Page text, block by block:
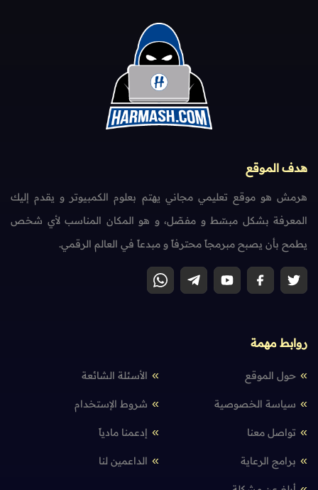
هدف الموقع
هرمش هو موقع تعليمي مجاني يهتم بعلوم الكمبيوتر و يقدم إليك
المعرفة بشكل مبسّط و مفصّل، و هو المكان المناسب لأي شخص
يطمح بأن يصبح مبرمجاً محترفاً و مبدعاً في العالم الرقمي.
روابط مهمة
حول الموقع الأسئلة الشائعة
سياسة الخصوصية شروط الإستخدام
تواصل معنا إدعمنا مادياً
برامج الرعاية الداعمين لنا